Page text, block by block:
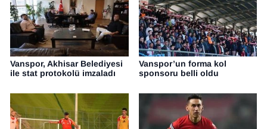
Vanspor, Akhisar Belediyesi
ile stat protokolü imzaladı
Vanspor’un forma kol
sponsoru belli oldu